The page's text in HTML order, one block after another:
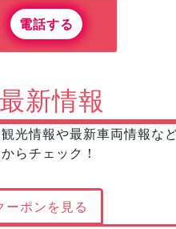
電話する
新情報
光情報や最新車両情報な
らチェック！
ーポンを見る